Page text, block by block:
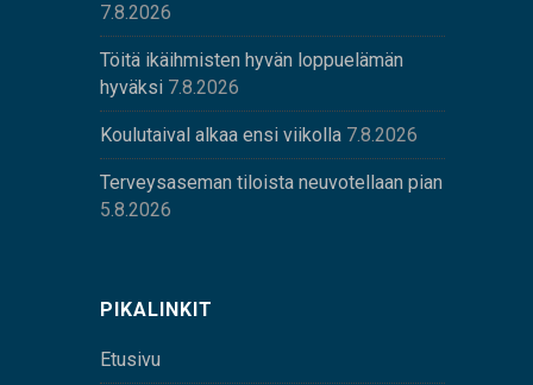
7.8.2026
Töitä ikäihmisten hyvän loppuelämän
hyväksi 7.8.2026
Koulutaival alkaa ensi viikolla 7.8.2026
Terveysaseman tiloista neuvotellaan pian
5.8.2026
PIKALINKIT
Etusivu